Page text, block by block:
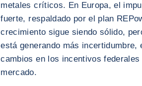
metales críticos. En Europa, el
fuerte, respaldado por el plan
crecimiento sigue siendo sólido,
está generando más incertidumbre,
cambios en los incentivos
mercado.